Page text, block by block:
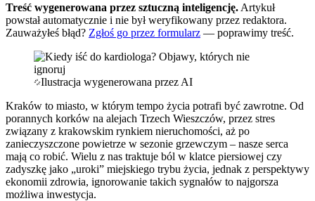
Treść wygenerowana przez sztuczną inteligencję. Artykuł
powstał automatycznie i nie był weryfikowany przez redaktora.
Zauważyłeś błąd? Zgłoś go przez formularz — poprawimy treść.
Ilustracja wygenerowana przez AI
Kraków to miasto, w którym tempo życia potrafi być zawrotne. Od
porannych korków na alejach Trzech Wieszczów, przez stres
związany z krakowskim rynkiem nieruchomości, aż po
zanieczyszczone powietrze w sezonie grzewczym – nasze serca
mają co robić. Wielu z nas traktuje ból w klatce piersiowej czy
zadyszkę jako „uroki” miejskiego trybu życia, jednak z perspektywy
ekonomii zdrowia, ignorowanie takich sygnałów to najgorsza
możliwa inwestycja.